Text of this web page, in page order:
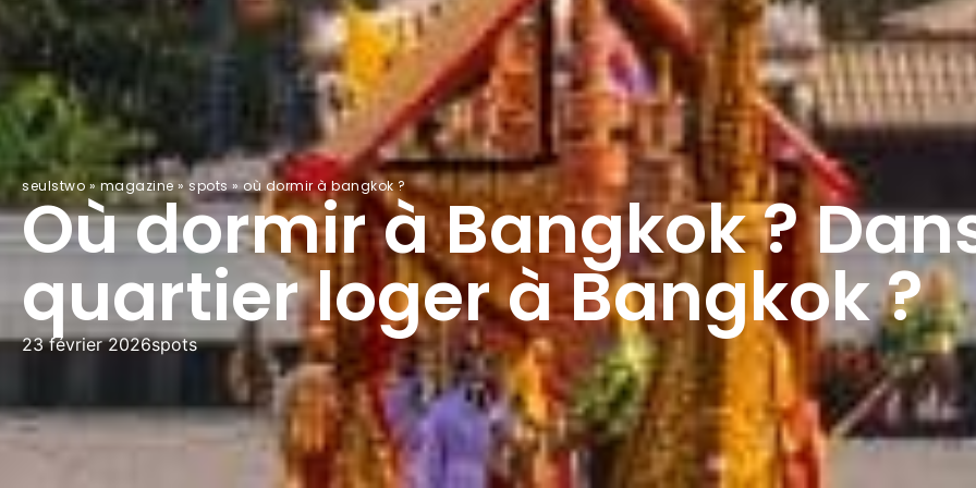
seulstwo»magazine»spots»où dormir à bangkok ?
Où dormir à Bangkok ?
quartier loger à Bangkok ?
23 février 2026spots